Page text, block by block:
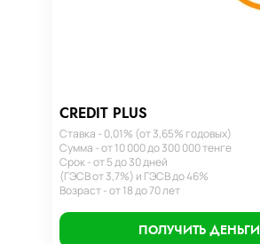
CREDIT PLUS
Ставка - 0,01% (от 3,65% годовых)
Сумма - от 10 000 до 300 000 тенге
Срок - от 5 до 30 дней
(ГЭСВ от 3,7%) и ГЭСВ до 46%
Возраст - от 18 до 70 лет
ПОЛУЧИТЬ ДЕНЬГИ